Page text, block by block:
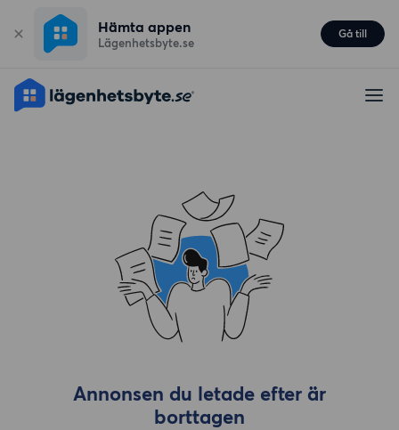
Hämta appen
Lägenhetsbyte.se
Gå till
Annonsen du letade efter är
borttagen